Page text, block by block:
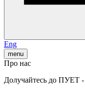
Eng
menu
Про нас
Долучайтесь до ПУЕТ -